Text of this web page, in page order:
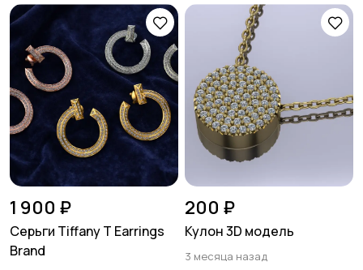
1 900 ₽
Серьги Tiffany T Earrings
Brand
200 ₽
Кулон 3D модель
3 месяца назад